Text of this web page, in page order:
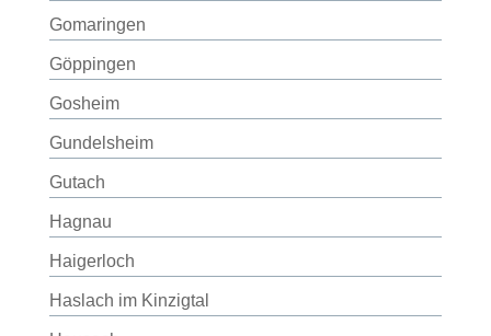
Gomaringen
Göppingen
Gosheim
Gundelsheim
Gutach
Hagnau
Haigerloch
Haslach im Kinzigtal